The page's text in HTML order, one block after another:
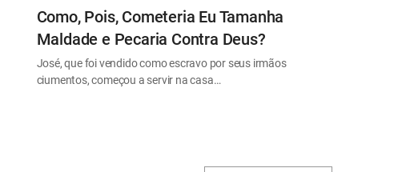
Como, Pois, Cometeria Eu Tamanha
Maldade e Pecaria Contra Deus?
José, que foi vendido como escravo por seus irmãos
ciumentos, começou a servir na casa…